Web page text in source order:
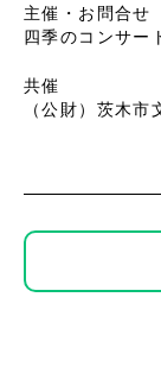
主催・お問合せ
四季のコンサ
共催
（公財）茨木市